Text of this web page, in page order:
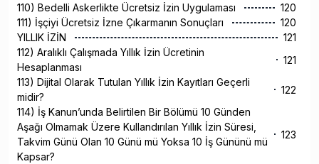
110) Bedelli Askerlikte Ücretsiz İzin Uygulaması
120
111) İşçiyi Ücretsiz İzne Çıkarmanın Sonuçları
120
YILLIK İZİN
121
112) Aralıklı Çalışmada Yıllık İzin Ücretinin
Hesaplanması
121
113) Dijital Olarak Tutulan Yıllık İzin Kayıtları Geçerli
midir?
122
114) İş Kanun’unda Belirtilen Bir Bölümü 10 Günden
Aşağı Olmamak Üzere Kullandırılan Yıllık İzin Süresi,
Takvim Günü Olan 10 Günü mü Yoksa 10 İş Gününü mü
Kapsar?
123